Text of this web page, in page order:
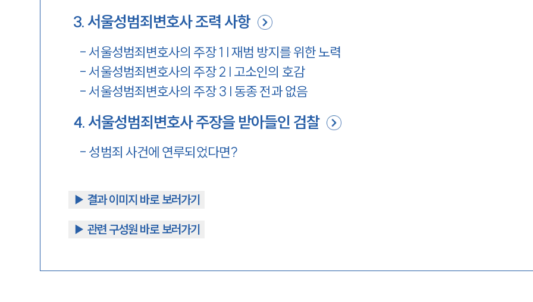
3.서울성범죄변호사 조력 사항
-서울성범죄변호사의 주장 1 | 재범 방지를 위한 노력
-서울성범죄변호사의 주장 2 | 고소인의 호감
-서울성범죄변호사의 주장 3 | 동종 전과 없음
4.서울성범죄변호사 주장을 받아들인 검찰
- 성범죄 사건에 연루되었다면?
▶︎ 결과 이미지 바로 보러가기
▶︎ 관련 구성원 바로 보러가기